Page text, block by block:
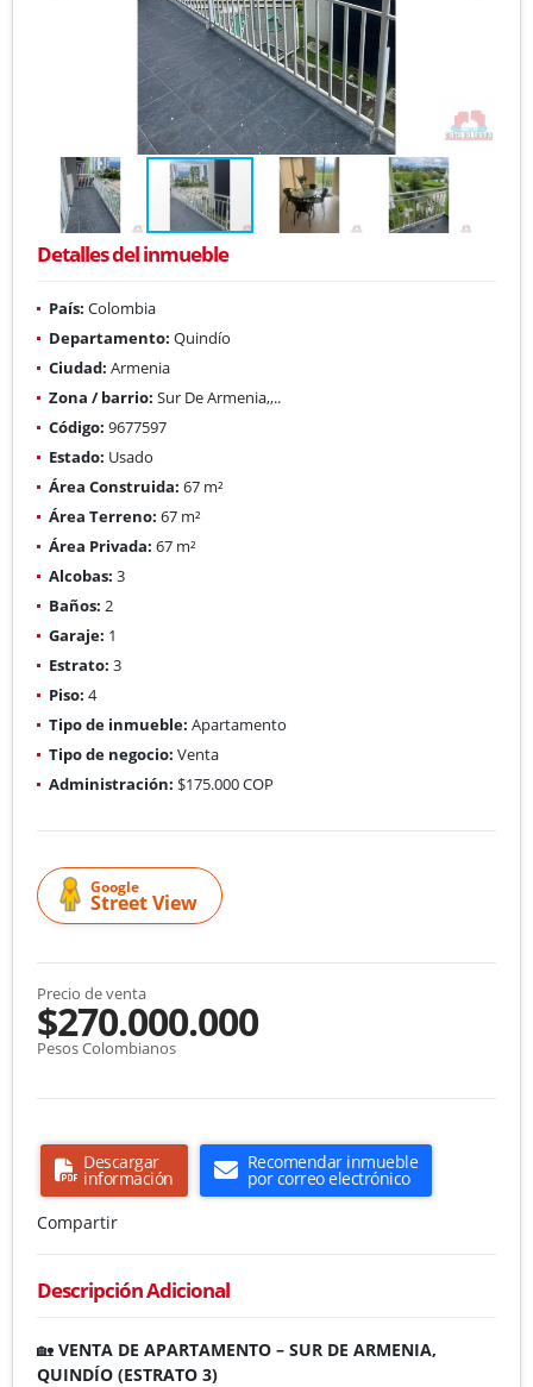
Detalles del inmueble
País: Colombia
Departamento: Quindío
Ciudad: Armenia
Zona / barrio: Sur De Armenia,,..
Código: 9677597
Estado: Usado
Área Construida: 67 m²
Área Terreno: 67 m²
Área Privada: 67 m²
Alcobas: 3
Baños: 2
Garaje: 1
Estrato: 3
Piso: 4
Tipo de inmueble: Apartamento
Tipo de negocio: Venta
Administración: $175.000 COP
Google
Street View
Precio de venta
$270.000.000
Pesos Colombianos
Descargar
información
Recomendar inmueble
por correo electrónico
Compartir
Descripción Adicional
🏡 VENTA DE APARTAMENTO – SUR DE ARMENIA,
QUINDÍO (ESTRATO 3)